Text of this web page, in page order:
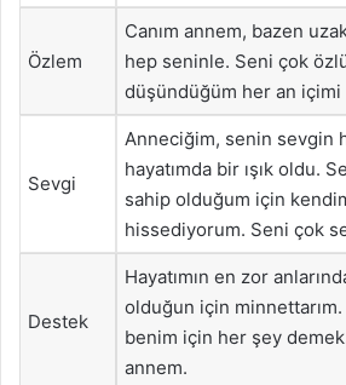
Özlem
Canım annem, bazen
hep seninle. Seni çok
düşündüğüm her an içimi
Sevgi
Anneciğim, senin sevgin
hayatımda bir ışık oldu.
sahip olduğum için
hissediyorum. Seni çok
Destek
Hayatımın en zor
olduğun için
benim için her şey
annem.